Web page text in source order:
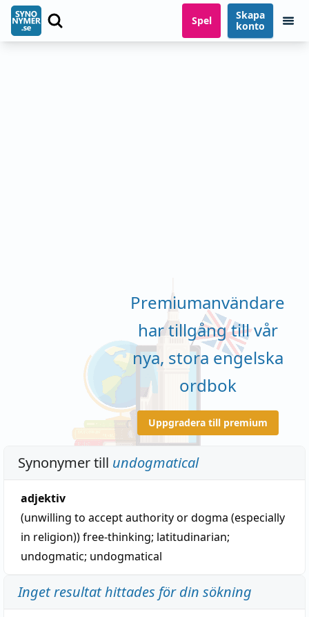
Spel
Skapa
konto
Premiumanvändare
har tillgång till vår
nya, stora engelska
ordbok
Uppgradera till premium
Synonymer till undogmatical
adjektiv
(unwilling to accept authority or dogma (especially
in religion))free-thinking; latitudinarian;
undogmatic; undogmatical
Inget resultat hittades för din sökning